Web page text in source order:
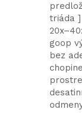
triáda
goop
bez